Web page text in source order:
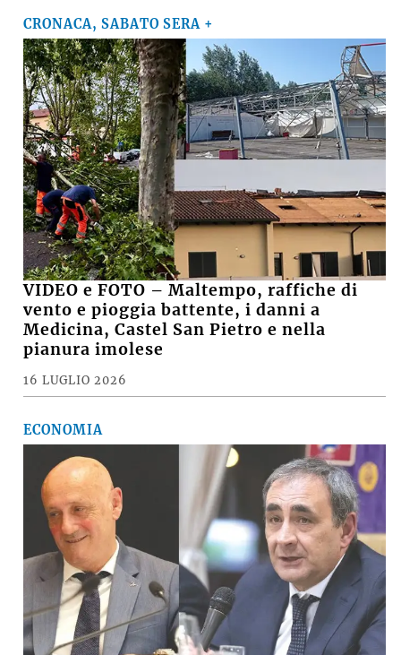
CRONACA, SABATO SERA +
VIDEO e FOTO – Maltempo, raffiche di
vento e pioggia battente, i danni a
Medicina, Castel San Pietro e nella
pianura imolese
16 LUGLIO 2026
ECONOMIA